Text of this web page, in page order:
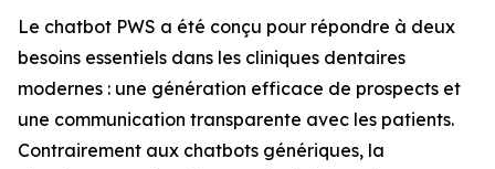
Le chatbot PWS a été conçu pour répondre à deux
besoins essentiels dans les cliniques dentaires
modernes : une génération efficace de prospects et
une communication transparente avec les patients.
Contrairement aux chatbots génériques, la